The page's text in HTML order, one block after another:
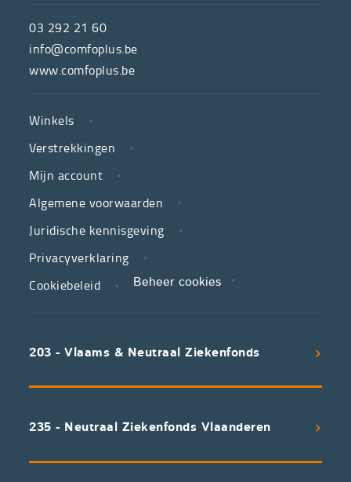
de
hulpmiddelenwinkel
van
neutrale
ziekenfondsen,
is
partner
in
zorg.
We
voorwaarden
uitstekend
waarvan
03 292 21 60
info@comfoplus.be
www.comfoplus.be
LINKS
Winkels
Verstrekkingen
Mijn account
Algemene voorwaarden
Juridische kennisgeving
Privacyverklaring
Cookiebeleid
Beheer cookies
203 - Vlaams & Neutraal Ziekenfonds
235 - Neutraal Ziekenfonds Vlaanderen